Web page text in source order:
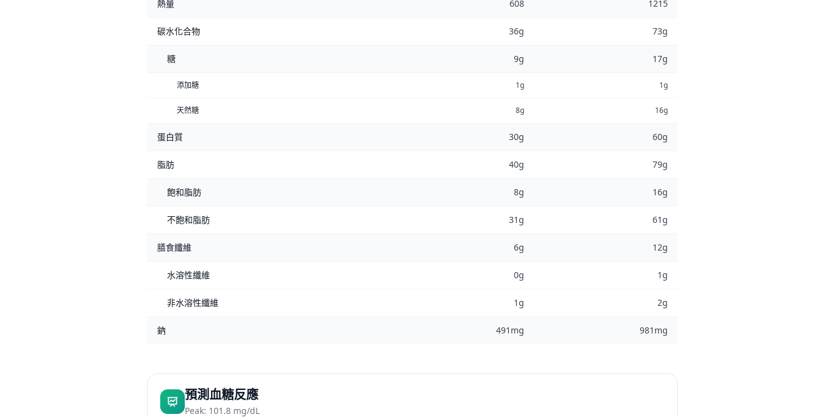
熱量 608 1215
碳水化合物 36g 73g
糖 9g 17g
添加糖 1g 1g
天然糖 8g 16g
蛋白質 30g 60g
脂肪 40g 79g
飽和脂肪 8g 16g
不飽和脂肪 31g 61g
膳食纖維 6g 12g
水溶性纖維 0g 1g
非水溶性纖維 1g 2g
鈉 491mg 981mg
預測血糖反應
Peak: 101.8 mg/dL